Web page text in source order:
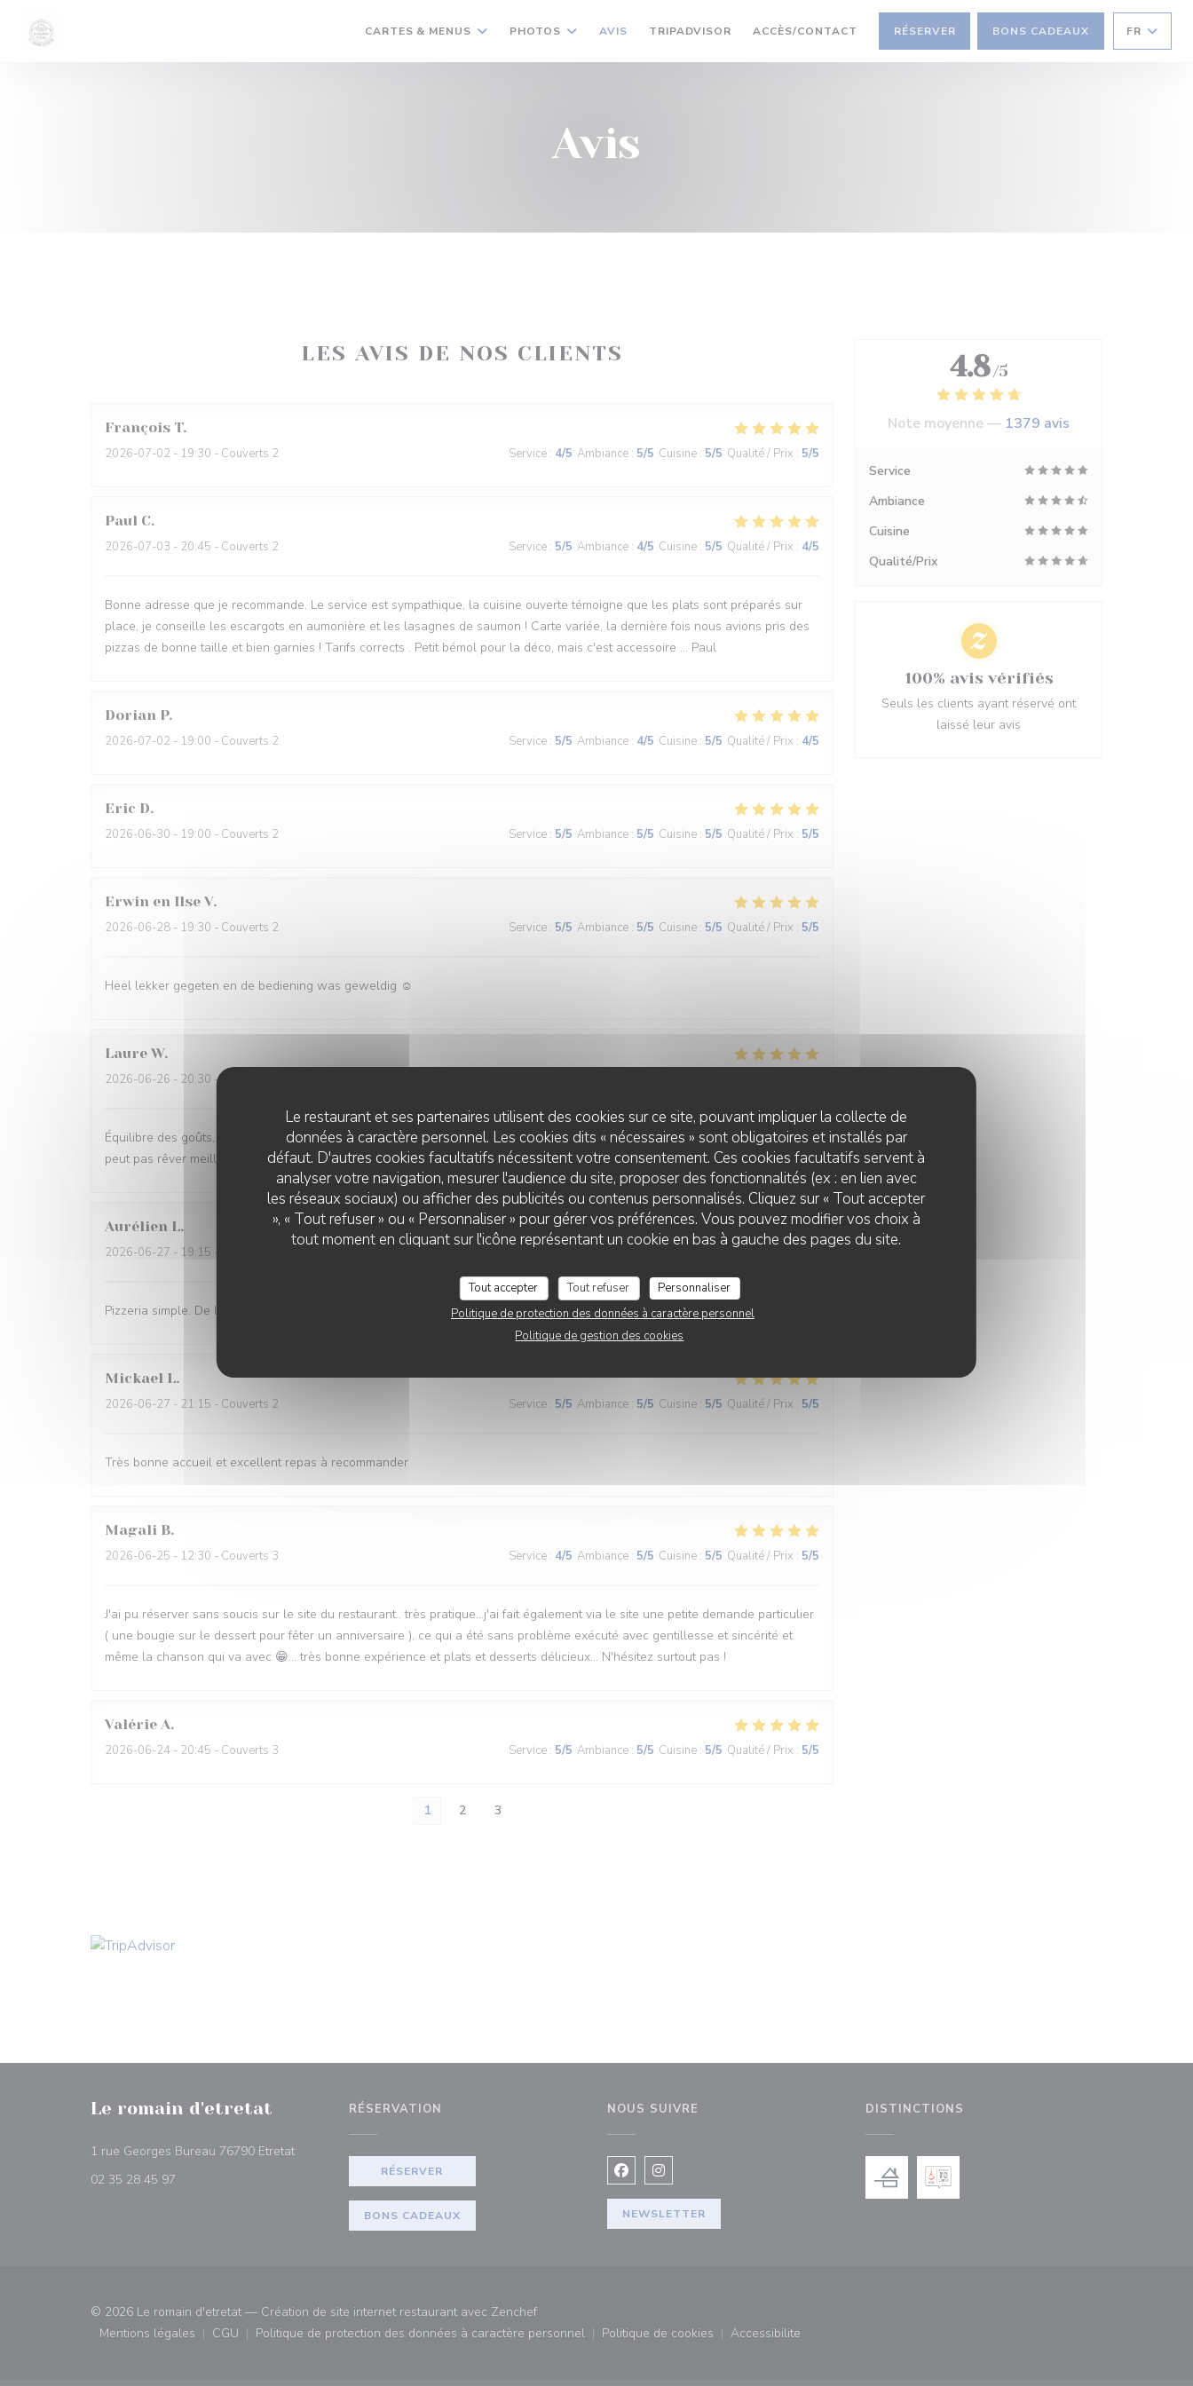
Le restaurant et ses partenaires utilisent des cookies sur ce site, pouvant impliquer la collecte de
données à caractère personnel. Les cookies dits « nécessaires » sont obligatoires et installés par
défaut. D'autres cookies facultatifs nécessitent votre consentement. Ces cookies facultatifs servent à
analyser votre navigation, mesurer l'audience du site, proposer des fonctionnalités (ex : en lien avec
les réseaux sociaux) ou afficher des publicités ou contenus personnalisés. Cliquez sur « Tout accepter
», « Tout refuser » ou « Personnaliser » pour gérer vos préférences. Vous pouvez modifier vos choix à
tout moment en cliquant sur l'icône représentant un cookie en bas à gauche des pages du site.
Tout accepter Tout refuser
Personnaliser
Politique de protection des données à caractère personnel
Politique de gestion des cookies
CARTES & MENUS PHOTOS AVIS TRIPADVISOR ((OUVRE UNE NOUVELLE FENÊTRE))
ACCÈS/CONTACT RÉSERVER BONS CADEAUX FR
Avis
LES AVIS DE NOS CLIENTS
François T
2026-07-02 - 19:30 - Couverts 2 Service : 4/5 Ambiance : 5/5 Cuisine : 5/5 Qualité / Prix : 5/5
Paul C
2026-07-03 - 20:45 - Couverts 2 Service : 5/5 Ambiance : 4/5 Cuisine : 5/5 Qualité / Prix : 4/5
Bonne adresse que je recommande. Le service est sympathique, la cuisine ouverte témoigne que les plats sont préparés sur
place, je conseille les escargots en aumonière et les lasagnes de saumon ! Carte variée, la dernière fois nous avions pris des
pizzas de bonne taille et bien garnies ! Tarifs corrects . Petit bémol pour la déco, mais c'est accessoire ... Paul
Dorian P
2026-07-02 - 19:00 - Couverts 2 Service : 5/5 Ambiance : 4/5 Cuisine : 5/5 Qualité / Prix : 4/5
Eric D
2026-06-30 - 19:00 - Couverts 2 Service : 5/5 Ambiance : 5/5 Cuisine : 5/5 Qualité / Prix : 5/5
Erwin en Ilse V
2026-06-28 - 19:30 - Couverts 2 Service : 5/5 Ambiance : 5/5 Cuisine : 5/5 Qualité / Prix : 5/5
Heel lekker gegeten en de bediening was geweldig ☺️
Laure W
2026-06-26 - 20:30 - Couverts 2
Équilibre des goûts, hardiesse des mélanges, subtilité des textures. Le bel ami, c’est du GRAND art, en toute simplicité. On ne
peut pas rêver meilleur moment.
Aurélien L
2026-06-27 - 19:15 - Couverts 3 Service Qualité / Prix /5
Pizzeria simple. De l’attente pour la prise de commande et le service
Mickael L
2026-06-27 - 21:15 - Couverts 2 Service : 5/5 Ambiance : 5/5 Cuisine : 5/5 Qualité / Prix : 5/5
Très bonne accueil et excellent repas à recommander
Magali B
2026-06-25 - 12:30 - Couverts 3 Service : 4/5 Ambiance : 5/5 Cuisine : 5/5 Qualité / Prix : 5/5
J'ai pu réserver sans soucis sur le site du restaurant.. très pratique...j'ai fait également via le site une petite demande particulier
( une bougie sur le dessert pour fêter un anniversaire ), ce qui a été sans problème exécuté avec gentillesse et sincérité et
même la chanson qui va avec 😁... très bonne expérience et plats et desserts délicieux... N'hésitez surtout pas !
Valérie A
2026-06-24 - 20:45 - Couverts 3 Service : 5/5 Ambiance : 5/5 Cuisine : 5/5 Qualité / Prix : 5/5
1 2 3
4.8 /5
Note moyenne — 1379 avis
Service
Ambiance
Cuisine
Qualité/Prix
100% avis vérifiés
Seuls les clients ayant réservé ont
laissé leur avis
Le romain d'etretat
1 rue Georges Bureau 76790 Etretat((ouvre une nouvelle fenêtre))
02 35 28 45 97
RÉSERVATION
RÉSERVER
BONS CADEAUX
NOUS SUIVRE
Facebook ((ouvre une nouvelle fenêtre))
Instagram ((ouvre une nouvelle fenêtre))
NEWSLETTER
DISTINCTIONS
© 2026 Le romain d'etretat — Création de site internet restaurant avec Zenchef((ouvre une nouvelle fenêtre))
Mentions légales
((ouvre une nouvelle fenêtre))
CGU
((ouvre une nouvelle fenêtre))
Politique de protection des données à caractère personnel
((ouvre une nouvelle fenêtre))
Politique de cookies
((ouvre une nouvelle fenêtre))
Accessibilite
((ouvre une nouvelle fenêtre))